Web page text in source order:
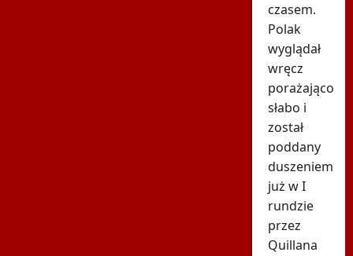
czasem.
Polak
wyglądał
wręcz
porażająco
słabo i
został
poddany
duszeniem
już w I
rundzie
przez
Quillana